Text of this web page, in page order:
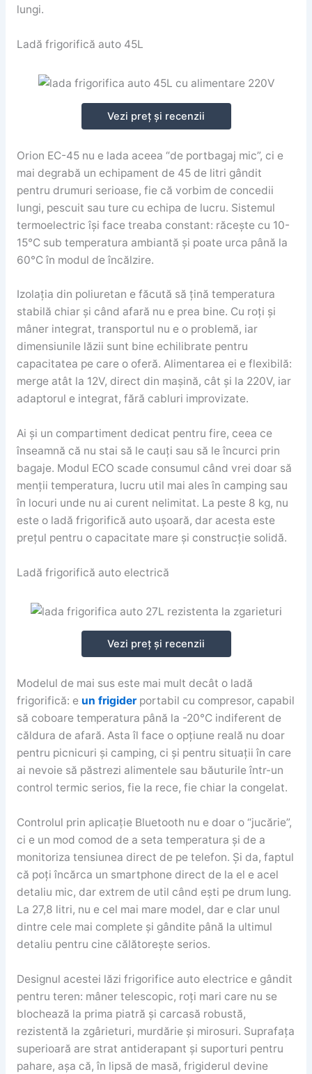
lungi.
Ladă frigorifică auto 45L
Vezi preț și recenzii
Orion EC-45 nu e lada aceea “de portbagaj mic”, ci e
mai degrabă un echipament de 45 de litri gândit
pentru drumuri serioase, fie că vorbim de concedii
lungi, pescuit sau ture cu echipa de lucru. Sistemul
termoelectric își face treaba constant: răcește cu 10-
15°C sub temperatura ambiantă și poate urca până la
60°C în modul de încălzire.
Izolația din poliuretan e făcută să țină temperatura
stabilă chiar și când afară nu e prea bine. Cu roți și
mâner integrat, transportul nu e o problemă, iar
dimensiunile lăzii sunt bine echilibrate pentru
capacitatea pe care o oferă. Alimentarea ei e flexibilă:
merge atât la 12V, direct din mașină, cât și la 220V, iar
adaptorul e integrat, fără cabluri improvizate.
Ai și un compartiment dedicat pentru fire, ceea ce
înseamnă că nu stai să le cauți sau să le încurci prin
bagaje. Modul ECO scade consumul când vrei doar să
menții temperatura, lucru util mai ales în camping sau
în locuri unde nu ai curent nelimitat. La peste 8 kg, nu
este o ladă frigorifică auto ușoară, dar acesta este
prețul pentru o capacitate mare și construcție solidă.
Ladă frigorifică auto electrică
Vezi preț și recenzii
Modelul de mai sus este mai mult decât o ladă
frigorifică: e un frigiderportabil cu compresor, capabil
să coboare temperatura până la -20°C indiferent de
căldura de afară. Asta îl face o opțiune reală nu doar
pentru picnicuri și camping, ci și pentru situații în care
ai nevoie să păstrezi alimentele sau băuturile într-un
control termic serios, fie la rece, fie chiar la congelat.
Controlul prin aplicație Bluetooth nu e doar o “jucărie”,
ci e un mod comod de a seta temperatura și de a
monitoriza tensiunea direct de pe telefon. Și da, faptul
că poți încărca un smartphone direct de la el e acel
detaliu mic, dar extrem de util când ești pe drum lung.
La 27,8 litri, nu e cel mai mare model, dar e clar unul
dintre cele mai complete și gândite până la ultimul
detaliu pentru cine călătorește serios.
Designul acestei lăzi frigorifice auto electrice e gândit
pentru teren: mâner telescopic, roți mari care nu se
blochează la prima piatră și carcasă robustă,
rezistentă la zgârieturi, murdărie și mirosuri. Suprafața
superioară are strat antiderapant și suporturi pentru
pahare, așa că, în lipsă de masă, frigiderul devine